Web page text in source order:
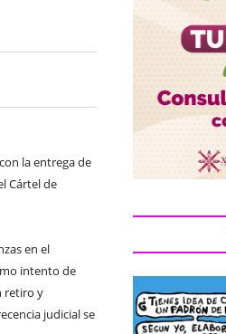
la entrega de
Cártel de
en el
intento de
retiro y
judicial se